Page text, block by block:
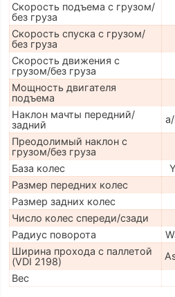
Скорость подъема с грузом/
без груза
Скорость спуска с грузом/
без груза
Скорость движения с
грузом/без груза
Мощность двигателя
подъема
Наклон мачты передний/
задний
Преодолимый наклон с
грузом/без груза
База колес
Y
Размер передних колес
Размер задних колес
Число колес спереди/сзади
Радиус поворота
Ширина прохода с паллетой
(VDI 2198)
Вес